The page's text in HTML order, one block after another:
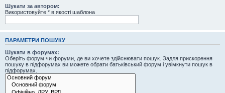
Шукати за автором:
Використовуйте * в якості шаблона
ПАРАМЕТРИ ПОШУКУ
Шукати в форумах:
Оберіть форум чи форуми, де ви хочете здійснювати пошук. Задля прискорення
пошуку в підфорумах ви можете обрати батьківський форум і увімкнути пошук в
підфорумах.